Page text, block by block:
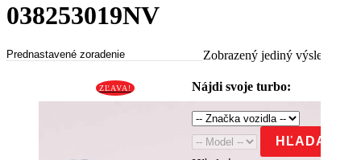
038253019NV
Zobrazený jediný výsledok
ZĽAVA! Nájdi svoje turbo:
HĽADAŤ